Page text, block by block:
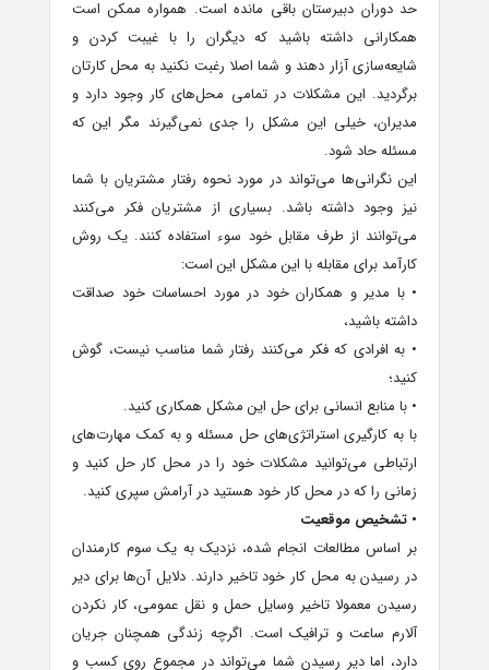
حد دوران دبیرستان باقی مانده است. همواره ممکن است
همکارانی داشته باشید که دیگران را با غیبت کردن و
شایعه‌سازی آزار دهند و شما اصلا رغبت نکنید به محل کارتان
برگردید. این مشکلات در تمامی محل‌های کار وجود دارد و
مدیران، خیلی این مشکل را جدی نمی‌گیرند مگر این که
مسئله حاد شود.
این نگرانی‌ها می‌تواند در مورد نحوه رفتار مشتریان با شما
نیز وجود داشته باشد. بسیاری از مشتریان فکر می‌کنند
می‌توانند از طرف مقابل خود سوء استفاده کنند. یک روش
کارآمد برای مقابله با این مشکل این است:
• با مدیر و همکاران خود در مورد احساسات خود صداقت
داشته باشید،
• به افرادی که فکر می‌کنند رفتار شما مناسب نیست، گوش
کنید؛
• با منابع انسانی برای حل این مشکل همکاری کنید.
با به کارگیری استراتژی‌های حل مسئله و به کمک مهارت‌های
ارتباطی می‌توانید مشکلات خود را در محل کار حل کنید و
زمانی را که در محل کار خود هستید در آرامش سپری کنید.
• تشخیص موقعیت
بر اساس مطالعات انجام شده، نزدیک به یک سوم کارمندان
در رسیدن به محل کار خود تاخیر دارند. دلایل آن‌ها برای دیر
رسیدن معمولا تاخیر وسایل حمل و نقل عمومی، کار نکردن
آلارم ساعت و ترافیک است. اگرچه زندگی همچنان جریان
دارد، اما دیر رسیدن شما می‌تواند در مجموع روی کسب و